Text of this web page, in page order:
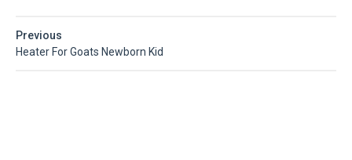
Previous
Heater For Goats Newborn Kid